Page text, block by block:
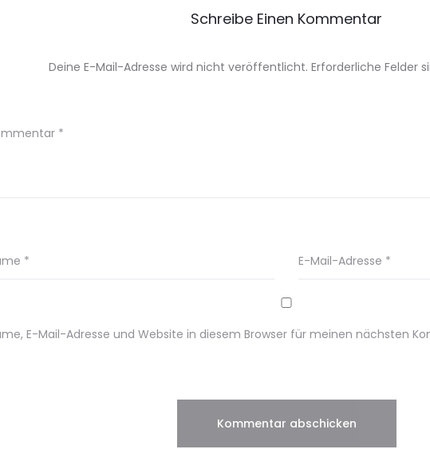
Schreibe Einen Kommentar
Deine E-Mail-Adresse wird nicht veröffentlicht. Erforderliche Felder
*
* E-Mail-Adresse *
E-Mail-Adresse und Website in diesem Browser für meinen nächsten